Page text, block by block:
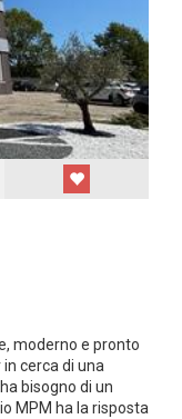
moderno e pronto
cerca di una
bisogno di un
MPM ha la risposta